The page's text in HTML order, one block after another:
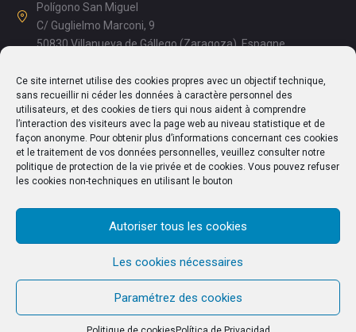
Ce site internet utilise des cookies propres avec un objectif technique,
sans recueillir ni céder les données à caractère personnel des
utilisateurs, et des cookies de tiers qui nous aident à comprendre
l’interaction des visiteurs avec la page web au niveau statistique et de
façon anonyme. Pour obtenir plus d’informations concernant ces cookies
et le traitement de vos données personnelles, veuillez consulter notre
politique de protection de la vie privée et de cookies. Vous pouvez refuser
les cookies non-techniques en utilisant le bouton
Autoriser tous les cookies
Les cookies nécessaires
Paramétrez des cookies
Polígono San Miguel
C/ Guglielmo Marconi, 9
50830 Villanueva de Gállego (Zaragoza), Espagne
Matin: 08h15 - 13h00
Après-midi: 15h00 - 17h15
info@enriquesegura.com
Mentions légales